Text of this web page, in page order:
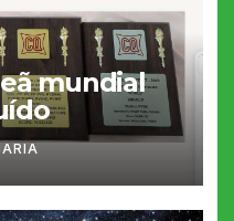
mundial